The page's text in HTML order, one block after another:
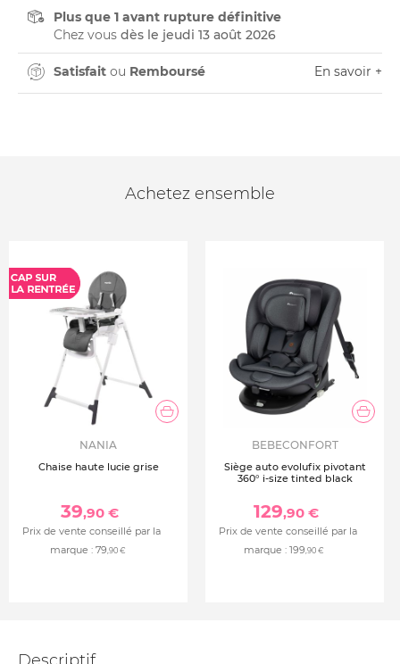
Plus que 1 avant rupture définitive
Chez vous dès le jeudi 13 août 2026
Satisfait ou Remboursé En savoir +
Achetez ensemble
NANIA
Chaise haute lucie grise
39,90 €
Prix de vente conseillé par la
marque : 79,90 €
BEBECONFORT
Siège auto evolufix pivotant
360° i-size tinted black
129,90 €
Prix de vente conseillé par la
marque : 199,90 €